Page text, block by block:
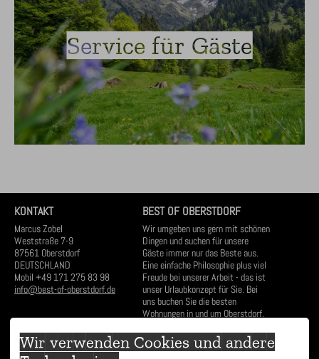
Service für Gäste
KONTAKT
Marcus Zobel
Weststraße 7-9
87561 Oberstdorf
DEUTSCHLAND
Mobil +49 171 275 83 98
info@best-of-oberstdorf.de
BEST OF OBERSTDORF
Wir umgeben uns gern mit schönen
Dingen und suchen für unsere
Gäste immer nur das Beste aus.
Eine einfache Philosophie plus viel
Freude bei unserer Arbeit - das ist
unser Urlaubkonzept für Sie. Bei
uns buchen Sie die besten
Wohnungen in und um Oberstdorf.
UNSER VERMIETUNGSBÜRO
Besuchen Sie uns gern in unserem
ÖFFNUNGSZEITEN
Mo - Fr 10:00-17:00
Wir verwenden Cookies und andere